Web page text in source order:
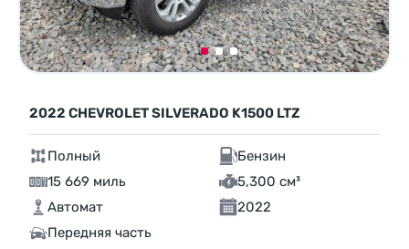
2022 CHEVROLET SILVERADO K1500 LTZ
Полный
Бензин
15 669 миль
5,300 см³
Автомат
2022
Передняя часть